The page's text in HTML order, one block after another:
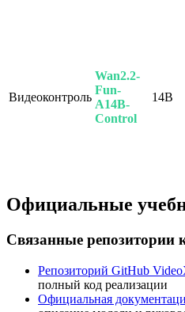
Видеоконтроль
Wan2.2-
Fun-
A14B-
Control
14B
Официальные
Связанные репозитории
Репозиторий GitHub
полный код реализации
Официальная